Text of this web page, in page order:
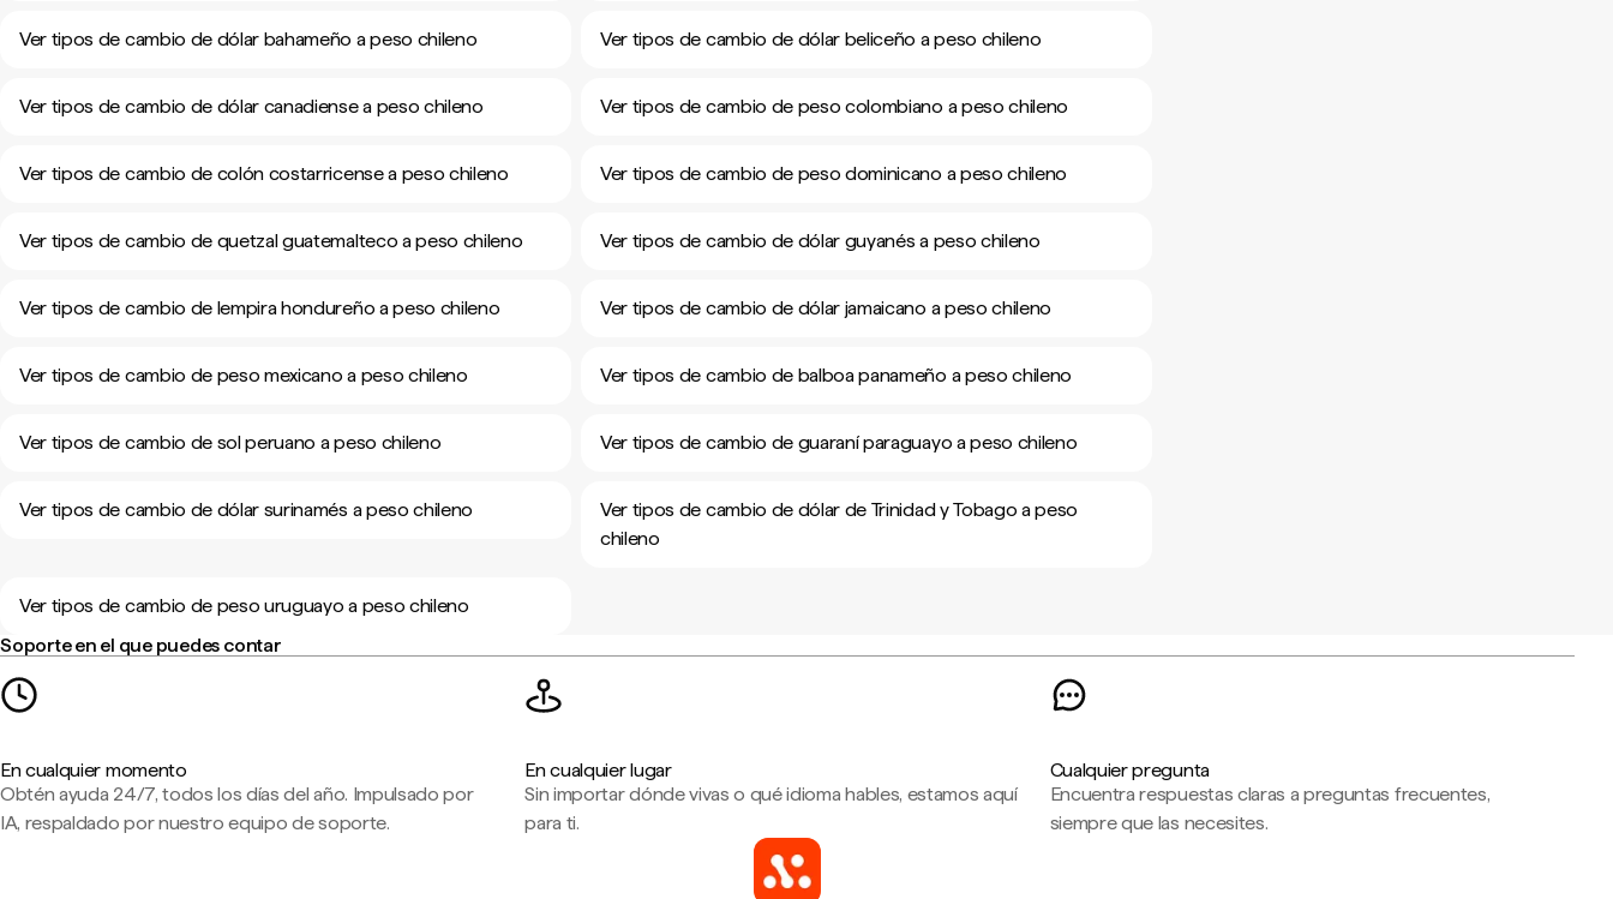
Ver tipos de cambio de dólar bahameño a peso chileno Ver tipos de cambio de dólar beliceño a peso chileno
Ver tipos de cambio de dólar canadiense a peso chileno Ver tipos de cambio de peso colombiano a peso chileno
Ver tipos de cambio de colón costarricense a peso chileno Ver tipos de cambio de peso dominicano a peso chileno
Ver tipos de cambio de quetzal guatemalteco a peso chileno Ver tipos de cambio de dólar guyanés a peso chileno
Ver tipos de cambio de lempira hondureño a peso chileno Ver tipos de cambio de dólar jamaicano a peso chileno
Ver tipos de cambio de peso mexicano a peso chileno Ver tipos de cambio de balboa panameño a peso chileno
Ver tipos de cambio de sol peruano a peso chileno Ver tipos de cambio de guaraní paraguayo a peso chileno
Ver tipos de cambio de dólar surinamés a peso chileno
Ver tipos de cambio de dólar de Trinidad y Tobago a peso
chileno
Ver tipos de cambio de peso uruguayo a peso chileno
Soporte en el que puedes contar
En cualquier momento
Obtén ayuda 24/7, todos los días del año. Impulsado por
IA, respaldado por nuestro equipo de soporte.
En cualquier lugar
Sin importar dónde vivas o qué idioma hables, estamos aquí
para ti.
Cualquier pregunta
Encuentra respuestas claras a preguntas frecuentes,
siempre que las necesites.